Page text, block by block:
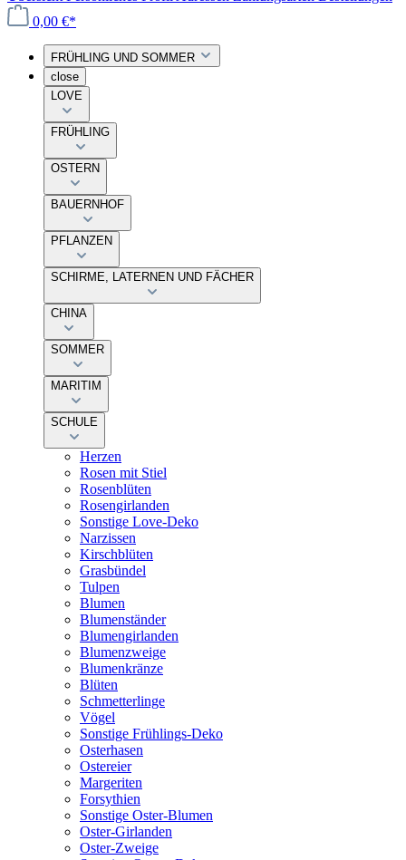
0,00 €*
FRÜHLING UND SOMMER
close
LOVE
FRÜHLING
OSTERN
BAUERNHOF
PFLANZEN
SCHIRME, LATERNEN UND FÄCHER
CHINA
SOMMER
MARITIM
SCHULE
Herzen
Rosen mit Stiel
Rosenblüten
Rosengirlanden
Sonstige Love-Deko
Narzissen
Kirschblüten
Grasbündel
Tulpen
Blumen
Blumenständer
Blumengirlanden
Blumenzweige
Blumenkränze
Blüten
Schmetterlinge
Vögel
Sonstige Frühlings-Deko
Osterhasen
Ostereier
Margeriten
Forsythien
Sonstige Oster-Blumen
Oster-Girlanden
Oster-Zweige